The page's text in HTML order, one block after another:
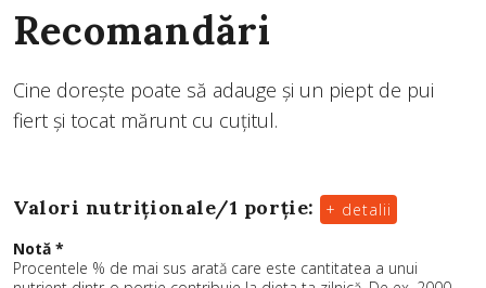
Recomandări
Cine dorește poate să adauge și un piept de pui
fiert și tocat mărunt cu cuțitul.
Valori nutriționale/1 porție:
+ detalii
Notă *
Procentele % de mai sus arată care este cantitatea a unui